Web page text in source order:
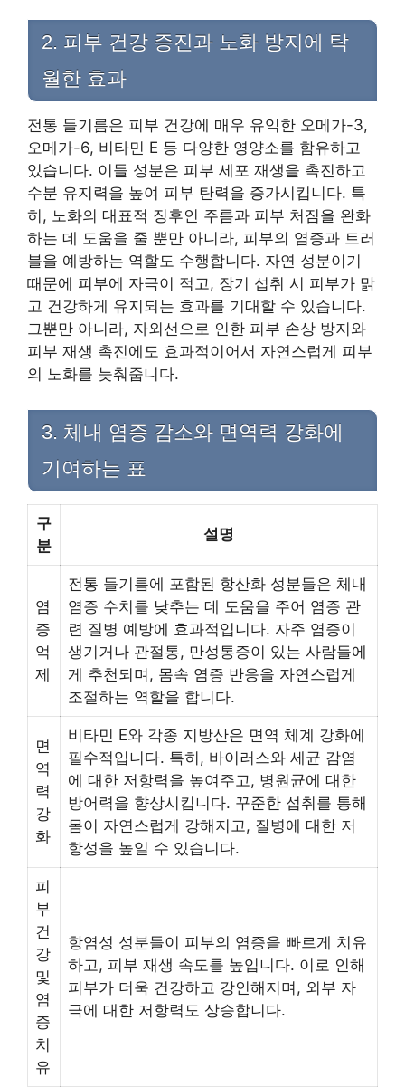
2. 피부 건강 증진과 노화 방지에 탁
월한 효과
전통 들기름은 피부 건강에 매우 유익한 오메가-3,
오메가-6, 비타민 E 등 다양한 영양소를 함유하고
있습니다. 이들 성분은 피부 세포 재생을 촉진하고
수분 유지력을 높여 피부 탄력을 증가시킵니다. 특
히, 노화의 대표적 징후인 주름과 피부 처짐을 완화
하는 데 도움을 줄 뿐만 아니라, 피부의 염증과 트러
블을 예방하는 역할도 수행합니다. 자연 성분이기
때문에 피부에 자극이 적고, 장기 섭취 시 피부가 맑
고 건강하게 유지되는 효과를 기대할 수 있습니다.
그뿐만 아니라, 자외선으로 인한 피부 손상 방지와
피부 재생 촉진에도 효과적이어서 자연스럽게 피부
의 노화를 늦춰줍니다.
3. 체내 염증 감소와 면역력 강화에
기여하는 표
구
분
설명
염
증
억
제
전통 들기름에 포함된 항산화 성분들은 체내
염증 수치를 낮추는 데 도움을 주어 염증 관
련 질병 예방에 효과적입니다. 자주 염증이
생기거나 관절통, 만성통증이 있는 사람들에
게 추천되며, 몸속 염증 반응을 자연스럽게
조절하는 역할을 합니다.
면
역
력
강
화
비타민 E와 각종 지방산은 면역 체계 강화에
필수적입니다. 특히, 바이러스와 세균 감염
에 대한 저항력을 높여주고, 병원균에 대한
방어력을 향상시킵니다. 꾸준한 섭취를 통해
몸이 자연스럽게 강해지고, 질병에 대한 저
항성을 높일 수 있습니다.
피
부
건
강
및
염
증
치
유
항염성 성분들이 피부의 염증을 빠르게 치유
하고, 피부 재생 속도를 높입니다. 이로 인해
피부가 더욱 건강하고 강인해지며, 외부 자
극에 대한 저항력도 상승합니다.